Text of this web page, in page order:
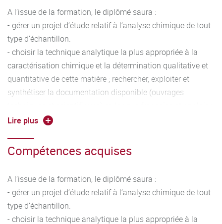
A l’issue de la formation, le diplômé saura :
- gérer un projet d’étude relatif à l’analyse chimique de tout
type d’échantillon.
- choisir la technique analytique la plus appropriée à la
caractérisation chimique et la détermination qualitative et
quantitative de cette matière ; rechercher, exploiter et
synthétiser la documentation disponible (ouvrages
; adapter, mettre en place et gérer les moyens matériels et
- interpréter les résultats analytiques, valider et garantir ces
résultats dans un intervalle de confiance.
réalisées, les méthodes appliquées en précisant leur
domaine de validité et les résultats obtenus en utilisant les
outils appropriés pour les communiquer auprès d’experts
Lire plus
Compétences acquises
A l’issue de la formation, le diplômé saura :
- gérer un projet d’étude relatif à l’analyse chimique de tout
type d’échantillon.
- choisir la technique analytique la plus appropriée à la